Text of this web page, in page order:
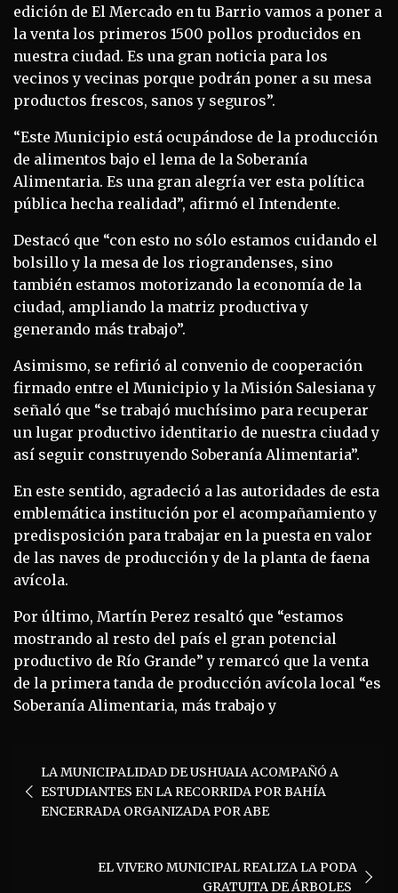
edición de El Mercado en tu Barrio vamos a poner a
la venta los primeros 1500 pollos producidos en
nuestra ciudad. Es una gran noticia para los
vecinos y vecinas porque podrán poner a su mesa
productos frescos, sanos y seguros”.
“Este Municipio está ocupándose de la producción
de alimentos bajo el lema de la Soberanía
Alimentaria. Es una gran alegría ver esta política
pública hecha realidad”, afirmó el Intendente.
Destacó que “con esto no sólo estamos cuidando el
bolsillo y la mesa de los riograndenses, sino
también estamos motorizando la economía de la
ciudad, ampliando la matriz productiva y
generando más trabajo”.
Asimismo, se refirió al convenio de cooperación
firmado entre el Municipio y la Misión Salesiana y
señaló que “se trabajó muchísimo para recuperar
un lugar productivo identitario de nuestra ciudad y
así seguir construyendo Soberanía Alimentaria”.
En este sentido, agradeció a las autoridades de esta
emblemática institución por el acompañamiento y
predisposición para trabajar en la puesta en valor
de las naves de producción y de la planta de faena
avícola.
Por último, Martín Perez resaltó que “estamos
mostrando al resto del país el gran potencial
productivo de Río Grande” y remarcó que la venta
de la primera tanda de producción avícola local “es
Soberanía Alimentaria, más trabajo y
de
entradas
LA MUNICIPALIDAD DE USHUAIA ACOMPAÑÓ A
ESTUDIANTES EN LA RECORRIDA POR BAHÍA
ENCERRADA ORGANIZADA POR ABE
EL VIVERO MUNICIPAL REALIZA LA PODA
GRATUITA DE ÁRBOLES